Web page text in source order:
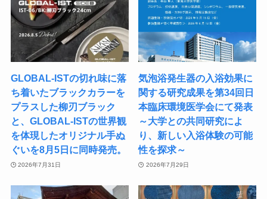
GLOBAL-ISTの切れ味に落
ち着いたブラックカラーを
プラスした柳刃ブラック
と、GLOBAL-ISTの世界観
を体現したオリジナル手ぬ
ぐいを8月5日に同時発売。
2026年7月31日
気泡浴発生器の入浴効果に
関する研究成果を​第34回日
本臨床環境医学会にて発表 ​
～大学との共同研究によ
り、新しい入浴体験の可能
性を探求～
2026年7月29日